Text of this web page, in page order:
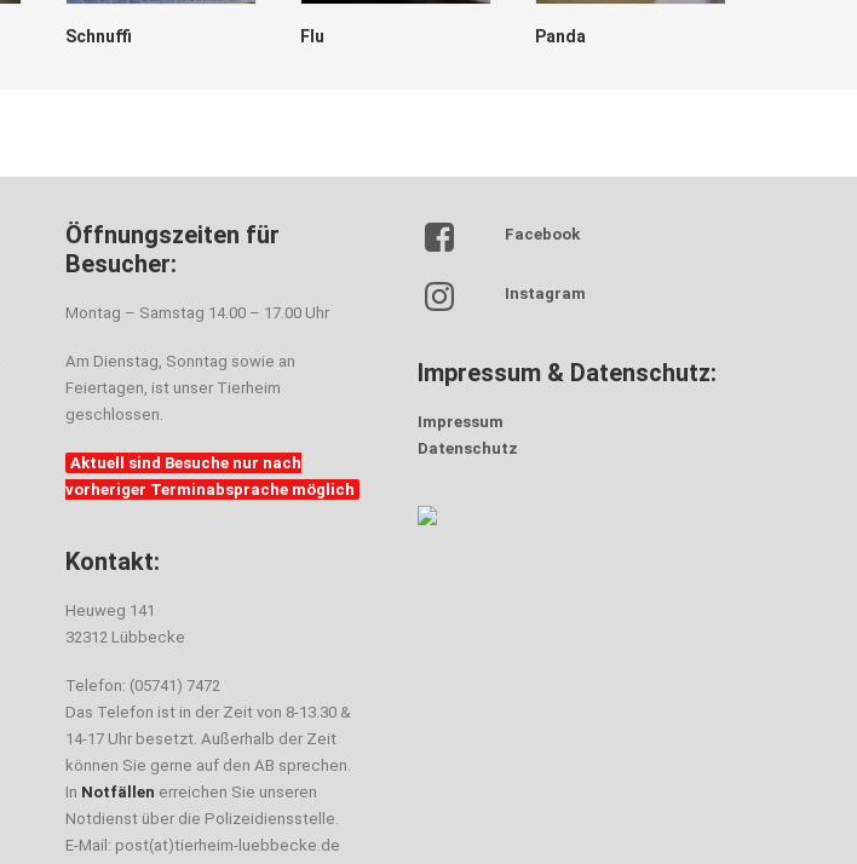
Schnuffi Flu Panda
Öffnungszeiten für
Besucher:
Montag – Samstag 14.00 – 17.00 Uhr
Am Dienstag, Sonntag sowie an
Feiertagen, ist unser Tierheim
geschlossen.
Aktuell sind Besuche nur nach
vorheriger Terminabsprache möglich
Kontakt:
Heuweg 141
32312 Lübbecke
Telefon: (05741) 7472
Das Telefon ist in der Zeit von 8-13.30 &
14-17 Uhr besetzt. Außerhalb der Zeit
können Sie gerne auf den AB sprechen.
In Notfällen erreichen Sie unseren
Notdienst über die Polizeidiensstelle.
E-Mail: post(at)tierheim-luebbecke.de
Facebook
Instagram
Impressum & Datenschutz:
Impressum
Datenschutz